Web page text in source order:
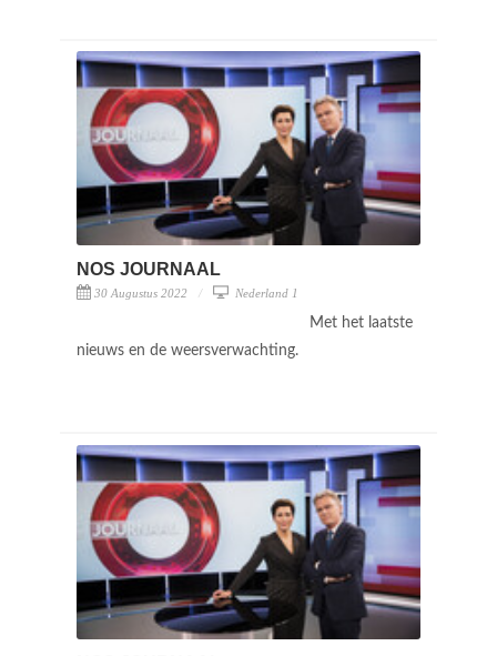
NOS JOURNAAL
30 Augustus 2022 Nederland 1
Met het laatste
nieuws en de weersverwachting.